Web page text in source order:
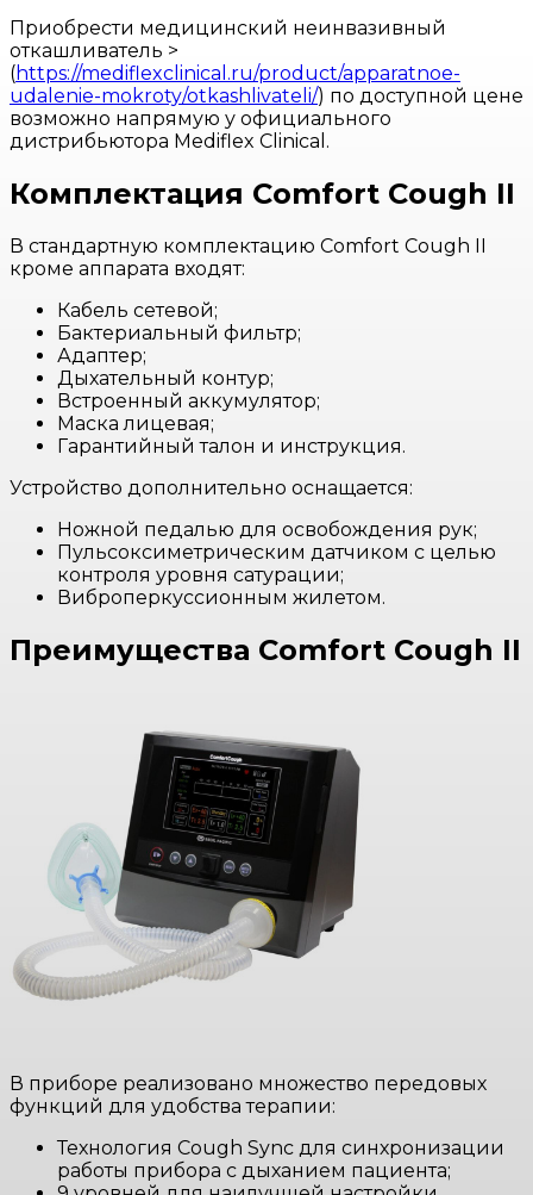
Приобрести медицинский неинвазивный
откашливатель >
(https://mediflexclinical.ru/product/apparatnoe-
udalenie-mokroty/otkashlivateli/) по доступной цене
возможно напрямую у официального
дистрибьютора Mediflex Clinical.
Комплектация Comfort Cough II
В стандартную комплектацию Comfort Cough II
кроме аппарата входят:
Кабель сетевой;
Бактериальный фильтр;
Адаптер;
Дыхательный контур;
Встроенный аккумулятор;
Маска лицевая;
Гарантийный талон и инструкция.
Устройство дополнительно оснащается:
Ножной педалью для освобождения рук;
Пульсоксиметрическим датчиком с целью
контроля уровня сатурации;
Виброперкуссионным жилетом.
Преимущества Comfort Cough II
В приборе реализовано множество передовых
функций для удобства терапии:
Технология Cough Sync для синхронизации
работы прибора с дыханием пациента;